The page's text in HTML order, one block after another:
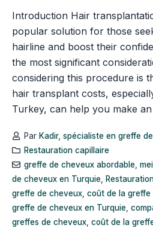
Introduction Hair
popular solution for those
hairline and boost their
the most significant
considering this procedure is
hair transplant costs,
Turkey, can help you make
Par Kadir, spécialiste en greffe
Restauration capillaire
greffe de cheveux abordable,
de cheveux en Turquie
greffe de cheveux coût de la greffe
greffe de cheveux en Turquie
greffes de cheveux coût de la